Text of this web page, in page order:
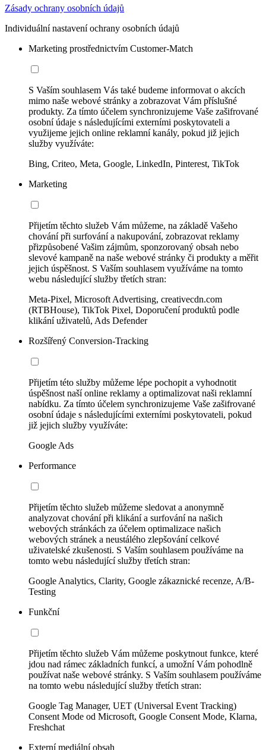
Zásady ochrany osobních údajů
Individuální nastavení ochrany osobních údajů
Marketing prostřednictvím Customer-Match
S Vaším souhlasem Vás také budeme informovat o akcích
mimo naše webové stránky a zobrazovat Vám příslušné
produkty. Za tímto účelem synchronizujeme Vaše zašifrované
osobní údaje s následujícími externími poskytovateli a
využijeme jejich online reklamní kanály, pokud již jejich
služby využíváte:
Bing, Criteo, Meta, Google, LinkedIn, Pinterest, TikTok
Marketing
Přijetím těchto služeb Vám můžeme, na základě Vašeho
chování při surfování a nakupování, zobrazovat reklamy
přizpůsobené Vašim zájmům, sponzorovaný obsah nebo
slevové kampaně na naše webové stránky či produkty a měřit
jejich úspěšnost. S Vaším souhlasem využíváme na tomto
webu následující služby třetích stran:
Meta-Pixel, Microsoft Advertising, creativecdn.com
(RTBHouse), TikTok Pixel, Doporučení produktů podle
klikání uživatelů, Ads Defender
Rozšířený Conversion-Tracking
Přijetím této služby můžeme lépe pochopit a vyhodnotit
úspěšnost naší online reklamy a optimalizovat naši reklamní
nabídku. Za tímto účelem synchronizujeme Vaše zašifrované
osobní údaje s následujícími externími poskytovateli, pokud
již jejich služby využíváte:
Google Ads
Performance
Přijetím těchto služeb můžeme sledovat a anonymně
analyzovat chování při klikání a surfování na našich
webových stránkách za účelem optimalizace našich
webových stránek a neustálého zlepšování celkové
uživatelské zkušenosti. S Vaším souhlasem používáme na
tomto webu následující služby třetích stran:
Google Analytics, Clarity, Google zákaznické recenze, A/B-
Testing
Funkční
Přijetím těchto služeb Vám můžeme poskytnout funkce, které
jdou nad rámec základních funkcí, a umožní Vám pohodlně
používat naše webové stránky. S Vaším souhlasem používáme
na tomto webu následující služby třetích stran:
Google Tag Manager, UET (Universal Event Tracking)
Consent Mode od Microsoft, Google Consent Mode, Klarna,
Freshchat
Externí mediální obsah